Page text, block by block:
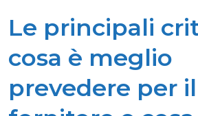
Le principali
cosa è meglio
prevedere per il